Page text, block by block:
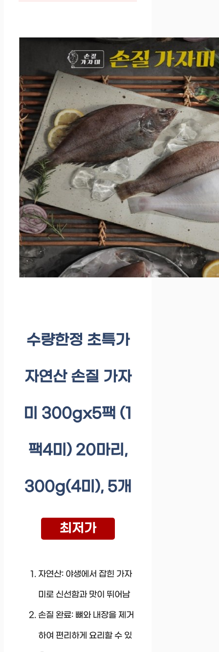
수량한정 초특가
자연산 손질 가자
미 300gx5팩 (1
팩4미) 20마리,
300g(4미), 5개
최저가
자연산: 야생에서 잡힌 가자
미로 신선함과 맛이 뛰어남
손질 완료: 뼈와 내장을 제거
하여 편리하게 요리할 수 있